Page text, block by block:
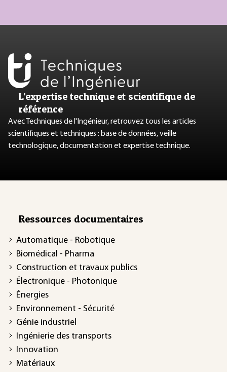
L’expertise technique et scientifique de
référence
Avec Techniques de l'Ingénieur, retrouvez tous les articles
scientifiques et techniques : base de données, veille
technologique, documentation et expertise technique.
Ressources documentaires
Automatique - Robotique
Biomédical - Pharma
Construction et travaux publics
Électronique - Photonique
Énergies
Environnement - Sécurité
Génie industriel
Ingénierie des transports
Innovation
Matériaux